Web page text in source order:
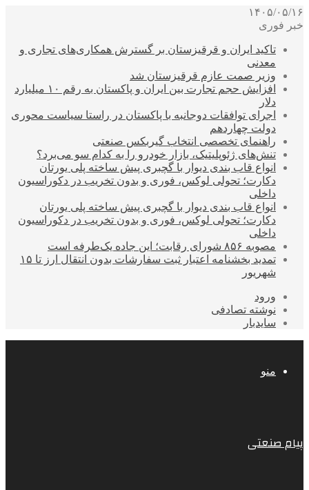
۱۴۰۵/۰۵/۱۶
خبر فوری
تاکید ایران و قرقیزستان بر گسترش همکاری‌های تجاری و
معدنی
وزیر صمت عازم قرقیزستان شد
افزایش حجم تجارت بین ایران و پاکستان به رقم ۱۰ میلیارد
دلار
اجرای توافقات دوجانبه با پاکستان در راستا سیاست محوری
دولت چهاردهم
راهنمای تخصصی انتخاب گیربکس صنعتی
تنش‌های ژئوپلیتیک، بازار خودرو را به کدام سو می‌برد؟
انواع قاب بندی دیوار با گچبری پیش ساخته پلی یورتان
دکارت؛ تحولی لوکس، فوری و بدون تخریب در دکوراسیون
داخلی
انواع قاب بندی دیوار با گچبری پیش ساخته پلی یورتان
دکارت؛ تحولی لوکس، فوری و بدون تخریب در دکوراسیون
داخلی
مصوبه ۸۵۶ شورای رقابت؛ این جاده یک‌طرفه است
تمدید بخشنامه اعتبار ثبت سفارشات بدون انتقال ارز تا ۱۵
شهریور
ورود
نوشته تصادفی
سایدبار
منو
پیام صنعتی